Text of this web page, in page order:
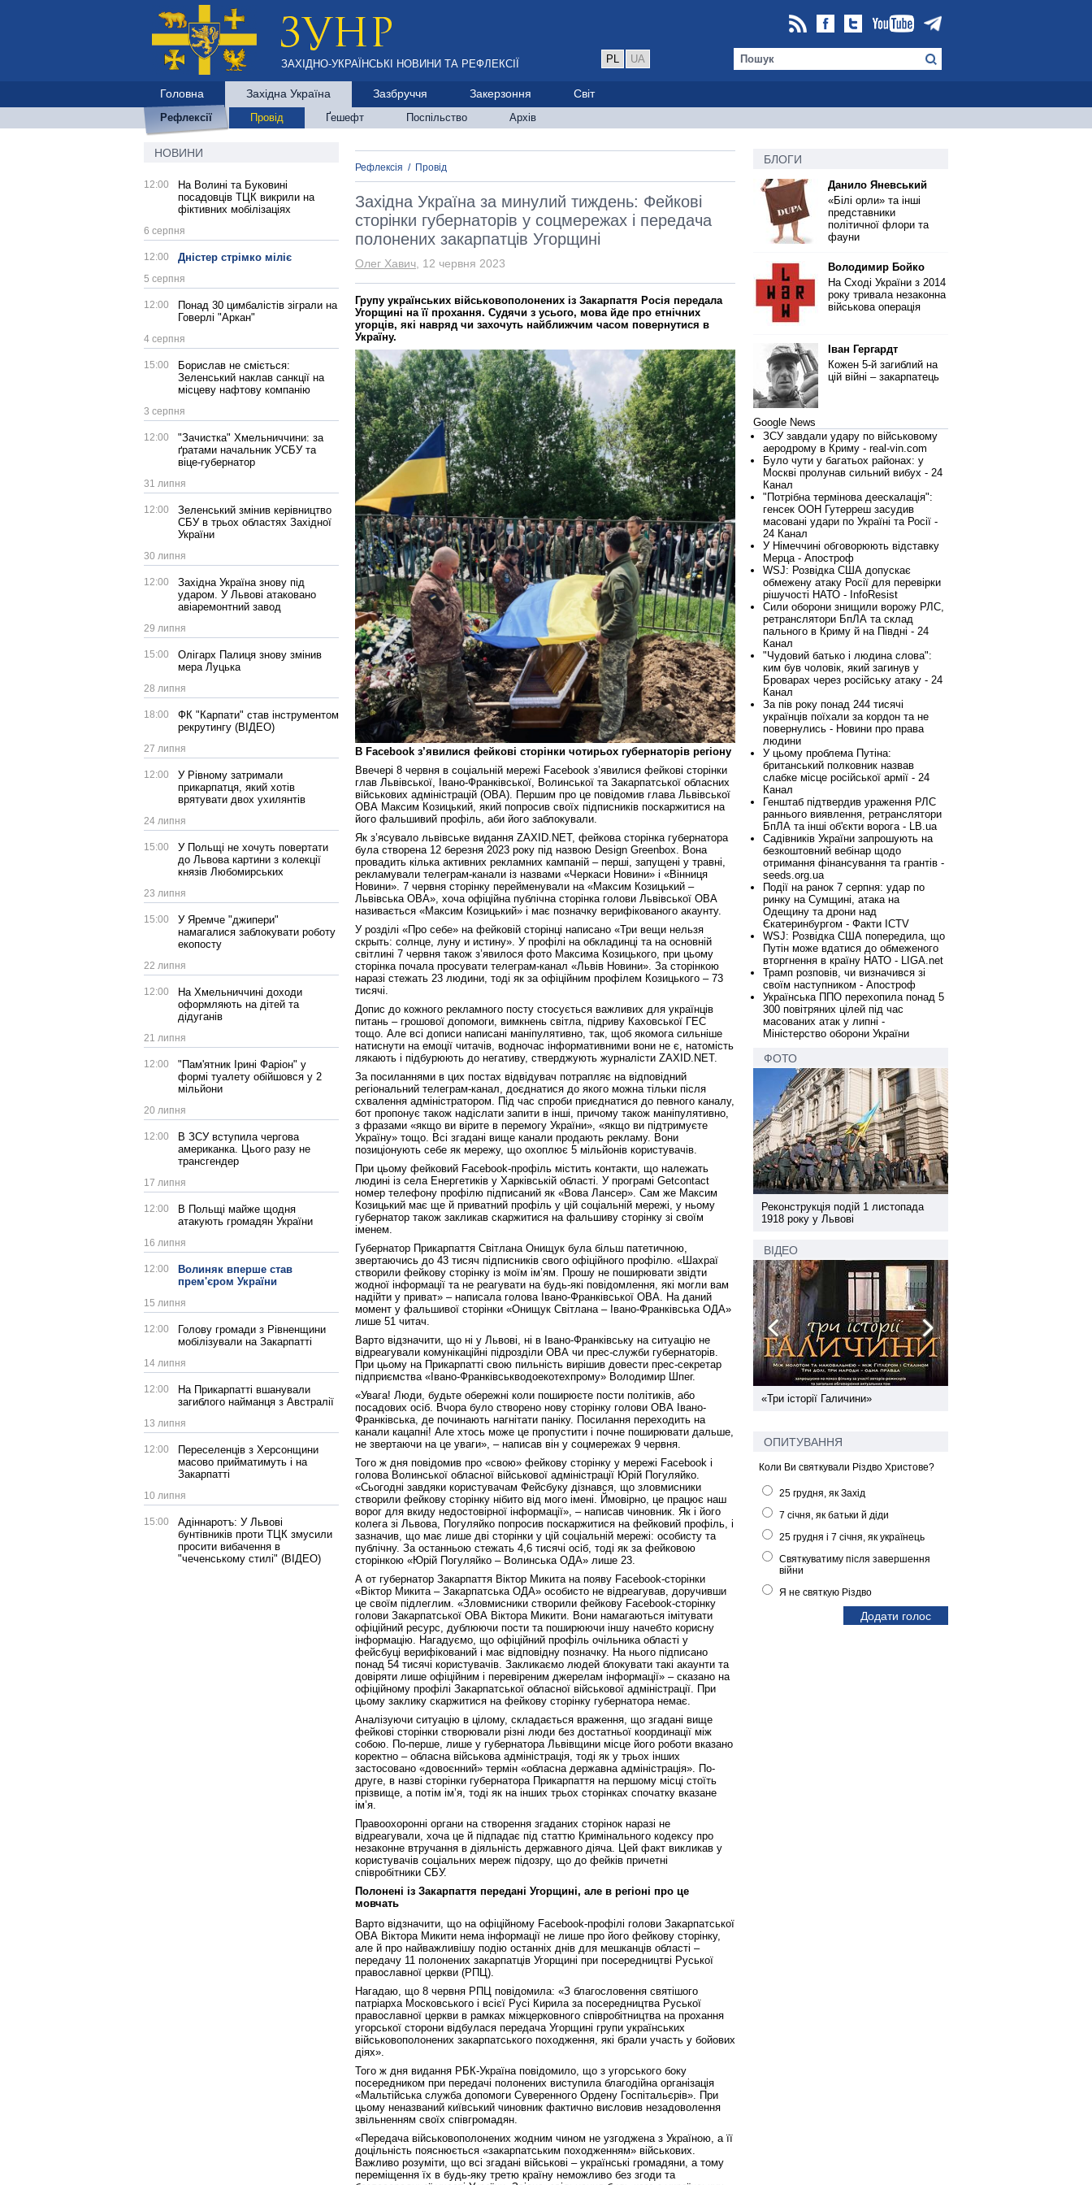
ЗАХІДНО-УКРАЇНСЬКІ НОВИНИ ТА РЕФЛЕКСІЇ PL UA
Головна Західна Україна Зазбруччя Закерзоння Світ
Рефлексії Провід Ґешефт Поспільство Архів
НОВИНИ
12:00
На Волині та Буковині
посадовців ТЦК викрили на
фіктивних мобілізаціях
6 серпня
12:00 Дністер стрімко міліє
5 серпня
12:00
Понад 30 цимбалістів зіграли на
Говерлі "Аркан"
4 серпня
15:00
Борислав не сміється:
Зеленський наклав санкції на
місцеву нафтову компанію
3 серпня
12:00
"Зачистка" Хмельниччини: за
ґратами начальник УСБУ та
віце-губернатор
31 липня
12:00
Зеленський змінив керівництво
СБУ в трьох областях Західної
України
30 липня
12:00
Західна Україна знову під
ударом. У Львові атаковано
авіаремонтний завод
29 липня
15:00
Олігарх Палиця знову змінив
мера Луцька
28 липня
18:00
ФК "Карпати" став інструментом
рекрутингу (ВІДЕО)
27 липня
12:00
У Рівному затримали
прикарпатця, який хотів
врятувати двох ухилянтів
24 липня
15:00
У Польщі не хочуть повертати
до Львова картини з колекції
князів Любомирських
23 липня
15:00
У Яремче "джипери"
намагалися заблокувати роботу
екопосту
22 липня
12:00
На Хмельниччині доходи
оформляють на дітей та
дідуганів
21 липня
12:00
"Пам'ятник Ірині Фаріон" у
формі туалету обійшовся у 2
мільйони
20 липня
12:00
В ЗСУ вступила чергова
американка. Цього разу не
трансгендер
17 липня
12:00
В Польщі майже щодня
атакують громадян України
16 липня
12:00
Волиняк вперше став
прем'єром України
15 липня
12:00
Голову громади з Рівненщини
мобілізували на Закарпатті
14 липня
12:00
На Прикарпатті вшанували
загиблого найманця з Австралії
13 липня
12:00
Переселенців з Херсонщини
масово прийматимуть і на
Закарпатті
10 липня
15:00
Адіннаротъ: У Львові
бунтівників проти ТЦК змусили
просити вибачення в
"чеченському стилі" (ВІДЕО)
Рефлексія / Провід
Західна Україна за минулий тиждень: Фейкові
сторінки губернаторів у соцмережах і передача
полонених закарпатців Угорщині
Олег Хавич , 12 червня 2023
Групу українських військовополонених із Закарпаття Росія передала
Угорщині на її прохання. Судячи з усього, мова йде про етнічних
угорців, які навряд чи захочуть найближчим часом повернутися в
Україну.
В Facebook з’явилися фейкові сторінки чотирьох губернаторів регіону
Ввечері 8 червня в соціальній мережі Facebook з’явилися фейкові сторінки
глав Львівської, Івано-Франківської, Волинської та Закарпатської обласних
військових адміністрацій (ОВА). Першим про це повідомив глава Львівської
ОВА Максим Козицький, який попросив своїх підписників поскаржитися на
його фальшивий профіль, аби його заблокували.
Як з’ясувало львівське видання ZAXID.NET, фейкова сторінка губернатора
була створена 12 березня 2023 року під назвою Design Greenbox. Вона
провадить кілька активних рекламних кампаній – перші, запущені у травні,
рекламували телеграм-канали із назвами «Черкаси Новини» і «Вінниця
Новини». 7 червня сторінку перейменували на «Максим Козицький –
Львівська ОВА», хоча офіційна публічна сторінка голови Львівської ОВА
називається «Максим Козицький» і має позначку верифікованого акаунту.
У розділі «Про себе» на фейковій сторінці написано «Три вещи нельзя
скрыть: солнце, луну и истину». У профілі на обкладинці та на основній
світлині 7 червня також з’явилося фото Максима Козицького, при цьому
сторінка почала просувати телеграм-канал «Львів Новини». За сторінкою
наразі стежать 23 людини, тоді як за офіційним профілем Козицького – 73
тисячі.
Допис до кожного рекламного посту стосується важливих для українців
питань – грошової допомоги, вимкнень світла, підриву Каховської ГЕС
тощо. Але всі дописи написані маніпулятивно, так, щоб якомога сильніше
натиснути на емоції читачів, водночас інформативними вони не є, натомість
лякають і підбурюють до негативу, стверджують журналісти ZAXID.NET.
За посиланнями в цих постах відвідувач потрапляє на відповідний
регіональний телеграм-канал, доєднатися до якого можна тільки після
схвалення адміністратором. Під час спроби приєднатися до певного каналу,
бот пропонує також надіслати запити в інші, причому також маніпулятивно,
з фразами «якщо ви вірите в перемогу України», «якщо ви підтримуєте
Україну» тощо. Всі згадані вище канали продають рекламу. Вони
позиціонують себе як мережу, що охоплює 5 мільйонів користувачів.
При цьому фейковий Facebook-профіль містить контакти, що належать
людині із села Енергетиків у Харківській області. У програмі Getcontact
номер телефону профілю підписаний як «Вова Лансер». Сам же Максим
Козицький має ще й приватний профіль у цій соціальній мережі, у ньому
губернатор також закликав скаржитися на фальшиву сторінку зі своїм
іменем.
Губернатор Прикарпаття Світлана Онищук була більш патетичною,
звертаючись до 43 тисяч підписників свого офіційного профілю. «Шахраї
створили фейкову сторінку із моїм ім’ям. Прошу не поширювати звідти
жодної інформації та не реагувати на будь-які повідомлення, які могли вам
надійти у приват» – написала голова Івано-Франківської ОВА. На даний
момент у фальшивої сторінки «Онищук Світлана – Івано-Франківська ОДА»
лише 51 читач.
Варто відзначити, що ні у Львові, ні в Івано-Франківську на ситуацію не
відреагували комунікаційні підрозділи ОВА чи прес-служби губернаторів.
При цьому на Прикарпатті свою пильність вирішив довести прес-секретар
підприємства «Івано-Франківськводоекотехпрому» Володимир Шпег.
«Увага! Люди, будьте обережні коли поширюєте пости політиків, або
посадових осіб. Вчора було створено нову сторінку голови ОВА Івано-
Франківська, де починають нагнітати паніку. Посилання переходить на
канали кацапні! Але хтось може це пропустити і почне поширювати дальше,
не звертаючи на це уваги», – написав він у соцмережах 9 червня.
Того ж дня повідомив про «свою» фейкову сторінку у мережі Facebook і
голова Волинської обласної військової адміністрації Юрій Погуляйко.
«Сьогодні завдяки користувачам Фейсбуку дізнався, що зловмисники
створили фейкову сторінку нібито від мого імені. Ймовірно, це працює наш
ворог для вкиду недостовірної інформації», – написав чиновник. Як і його
колега зі Львова, Погуляйко попросив поскаржитися на фейковий профіль, і
зазначив, що має лише дві сторінки у цій соціальній мережі: особисту та
публічну. За останньою стежать 4,6 тисячі осіб, тоді як за фейковою
сторінкою «Юрій Погуляйко – Волинська ОДА» лише 23.
А от губернатор Закарпаття Віктор Микита на появу Facebook-сторінки
«Віктор Микита – Закарпатська ОДА» особисто не відреагував, доручивши
це своїм підлеглим. «Зловмисники створили фейкову Facebook-сторінку
голови Закарпатської ОВА Віктора Микити. Вони намагаються імітувати
офіційний ресурс, дублюючи пости та поширюючи іншу начебто корисну
інформацію. Нагадуємо, що офіційний профіль очільника області у
фейсбуці верифікований і має відповідну позначку. На нього підписано
понад 54 тисячі користувачів. Закликаємо людей блокувати такі акаунти та
довіряти лише офіційним і перевіреним джерелам інформації» – сказано на
офіційному профілі Закарпатської обласної військової адміністрації. При
цьому заклику скаржитися на фейкову сторінку губернатора немає.
Аналізуючи ситуацію в цілому, складається враження, що згадані вище
фейкові сторінки створювали різні люди без достатньої координації між
собою. По-перше, лише у губернатора Львівщини місце його роботи вказано
коректно – обласна військова адміністрація, тоді як у трьох інших
застосовано «довоєнний» термін «обласна державна адміністрація». По-
друге, в назві сторінки губернатора Прикарпаття на першому місці стоїть
прізвище, а потім ім’я, тоді як на інших трьох сторінках спочатку вказане
ім’я.
Правоохоронні органи на створення згаданих сторінок наразі не
відреагували, хоча це й підпадає під статтю Кримінального кодексу про
незаконне втручання в діяльність державного діяча. Цей факт викликав у
користувачів соціальних мереж підозру, що до фейків причетні
співробітники СБУ.
Полонені із Закарпаття передані Угорщині, але в регіоні про це
мовчать
Варто відзначити, що на офіційному Facebook-профілі голови Закарпатської
ОВА Віктора Микити нема інформації не лише про його фейкову сторінку,
але й про найважливішу подію останніх днів для мешканців області –
передачу 11 полонених закарпатців Угорщині при посередництві Руської
православної церкви (РПЦ).
Нагадаю, що 8 червня РПЦ повідомила: «З благословення святішого
патріарха Московського і всієї Русі Кирила за посередництва Руської
православної церкви в рамках міжцерковного співробітництва на прохання
угорської сторони відбулася передача Угорщині групи українських
військовополонених закарпатського походження, які брали участь у бойових
діях».
Того ж дня видання РБК-Україна повідомило, що з угорського боку
посередником при передачі полонених виступила благодійна організація
«Мальтійська служба допомоги Суверенного Ордену Госпітальєрів». При
цьому неназваний київський чиновник фактично висловив незадоволення
звільненням своїх співгромадян.
«Передача військовополонених жодним чином не узгоджена з Україною, а її
доцільність пояснюється «закарпатським походженням» військових.
Важливо розуміти, що всі згадані військові – українські громадяни, а тому
переміщення їх в будь-яку третю країну неможливо без згоди та
БЛОГИ
Данило Яневський
«Білі орли» та інші
представники
політичної флори та
фауни
Володимир Бойко
На Сході України з 2014
року тривала незаконна
військова операція
Іван Гергардт
Кожен 5-й загиблий на
цій війні – закарпатець
Google News
ЗСУ завдали удару по військовому
аеродрому в Криму - real-vin.com
Було чути у багатьох районах: у
Москві пролунав сильний вибух - 24
Канал
"Потрібна термінова деескалація":
генсек ООН Гутерреш засудив
масовані удари по Україні та Росії -
24 Канал
У Німеччині обговорюють відставку
Мерца - Апостроф
WSJ: Розвідка США допускає
обмежену атаку Росії для перевірки
рішучості НАТО - InfoResist
Сили оборони знищили ворожу РЛС,
ретранслятори БпЛА та склад
пального в Криму й на Півдні - 24
Канал
"Чудовий батько і людина слова":
ким був чоловік, який загинув у
Броварах через російську атаку - 24
Канал
За пів року понад 244 тисячі
українців поїхали за кордон та не
повернулись - Новини про права
людини
У цьому проблема Путіна:
британський полковник назвав
слабке місце російської армії - 24
Канал
Генштаб підтвердив ураження РЛС
раннього виявлення, ретранслятори
БпЛА та інші об'єкти ворога - LB.ua
Садівників України запрошують на
безкоштовний вебінар щодо
отримання фінансування та грантів -
seeds.org.ua
Події на ранок 7 серпня: удар по
ринку на Сумщині, атака на
Одещину та дрони над
Єкатеринбургом - Факти ICTV
WSJ: Розвідка США попередила, що
Путін може вдатися до обмеженого
вторгнення в країну НАТО - LIGA.net
Трамп розповів, чи визначився зі
своїм наступником - Апостроф
Українська ППО перехопила понад 5
300 повітряних цілей під час
масованих атак у липні -
Міністерство оборони України
ФОТО
Реконструкція подій 1 листопада
1918 року у Львові
Реконструкція подій 1 листопада
1918 року у Львові
ВІДЕО
Спільний інформпростір Західної
України
«Три історії Галичини»
ОПИТУВАННЯ
Коли Ви святкували Різдво Христове?
25 грудня, як Захід
7 січня, як батьки й діди
25 грудня і 7 січня, як українець
Святкуватиму після завершення
війни
Я не святкую Різдво